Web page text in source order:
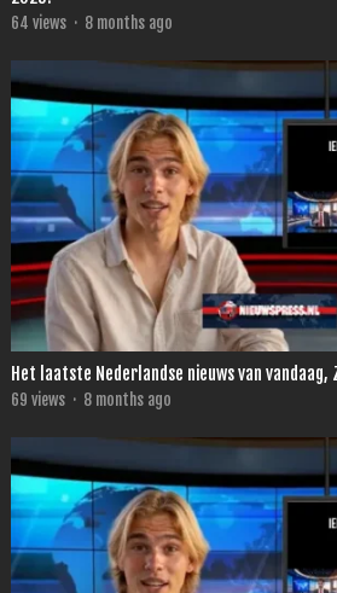
64 views · 8 months ago
Het laatste Nederlandse nieuws van vandaag,
69 views · 8 months ago